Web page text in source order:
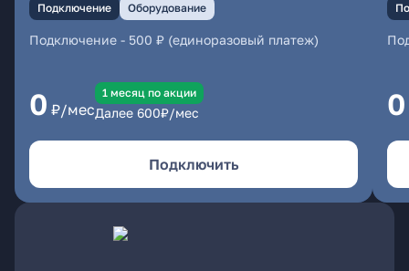
Подключение Оборудование
Подключение - 500 ₽ (единоразовый платеж)
0 ₽/мес
1 месяц по акции
Далее 600₽/мес
Подключить
0